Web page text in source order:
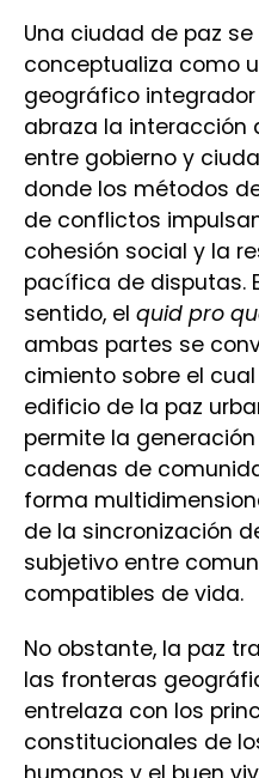
Una ciudad de paz se
conceptualiza como
geográfico
abraza la interacción
entre gobierno y
donde los métodos
de conflictos
cohesión social y la
pacífica de disputas.
sentido, el quid pro
ambas partes se
cimiento sobre el
edificio de la paz
permite la
cadenas de
forma
de la sincronización
subjetivo entre
compatibles de vida.
No obstante, la paz
las fronteras
entrelaza con los
constitucionales de